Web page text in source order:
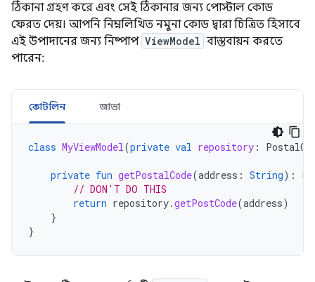
ঠিকানা গ্রহণ করে এবং সেই ঠিকানার জন্য পোস্টাল কোড
ফেরত দেয়। আপনি নিম্নলিখিত নমুনা কোড দ্বারা চিত্রিত হিসাবে
এই উপাদানের জন্য নিষ্পাপ ViewModel বাস্তবায়ন করতে
পারেন:
কোটলিন জাভা
class MyViewModel(private val repository :
private fun getPostalCode(address : String):
// DON'T DO THIS
return repository.getPostCode(address)
}
}